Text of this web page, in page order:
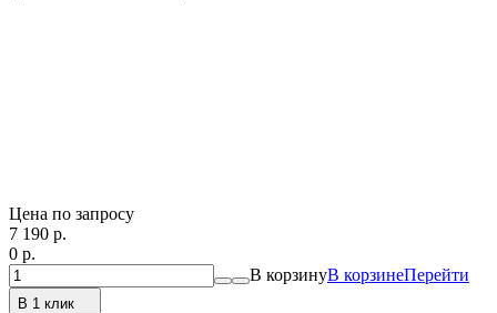
Цена по запросу
7 190 p.
0 p.
В корзинуВ корзинеПерейти
В 1 клик